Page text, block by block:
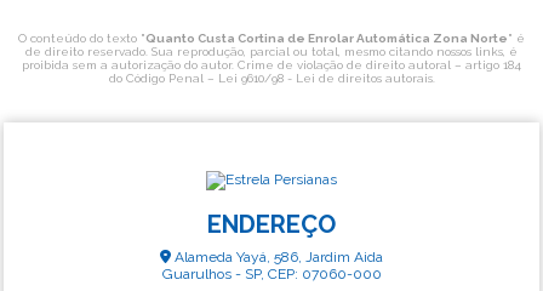
O conteúdo do texto "Quanto Custa Cortina de Enrolar Automática Zona Norte" é
de direito reservado. Sua reprodução, parcial ou total, mesmo citando nossos links, é
proibida sem a autorização do autor. Crime de violação de direito autoral – artigo 184
do Código Penal – Lei 9610/98 - Lei de direitos autorais.
ENDEREÇO
Alameda Yayá, 586, Jardim Aida
Guarulhos - SP, CEP: 07060-000